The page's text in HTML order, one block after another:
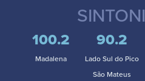
100.2
Madalena
90.2
Lado Sul do Pico
São Mateus